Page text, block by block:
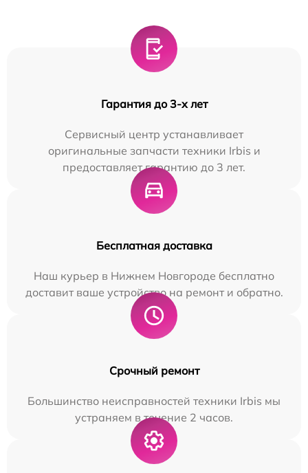
Гарантия до 3-х лет
Сервисный центр устанавливает
оригинальные запчасти техники Irbis и
предоставляет гарантию до 3 лет.
Бесплатная доставка
Наш курьер в Нижнем Новгороде бесплатно
доставит ваше устройство на ремонт и обратно.
Срочный ремонт
Большинство неисправностей техники Irbis мы
устраняем в течение 2 часов.